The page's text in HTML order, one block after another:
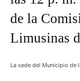
de la
Limusinas
La sede del Municipio de